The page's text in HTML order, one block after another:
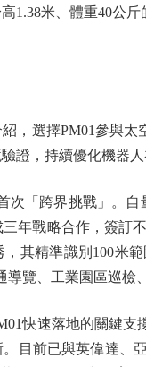
1.38米、體重40公
選擇PM01參與太
證，持續優化機器
「跨界挑戰」。自
年戰略合作，簽訂
其精準識別100米
導覽、工業園區巡檢
速落地的關鍵支
目前已與英偉達、